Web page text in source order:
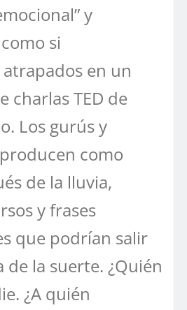
y
si
en un
charlas TED de
Los gurús y
como
de la lluvia,
y frases
que podrían salir
de la suerte. ¿Quién
¿A quién